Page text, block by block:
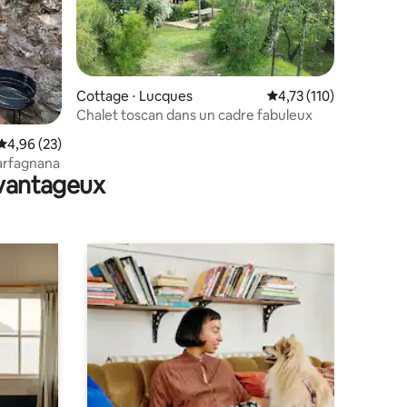
: 4,98 sur 5
moyenne sur la base de 23 commentaires : 4,96 sur 5
4,96 (23)
Cottage ⋅ Lucques Évaluation moyenne
4,73 (110)
Chalet toscan dans un cadre fabuleux